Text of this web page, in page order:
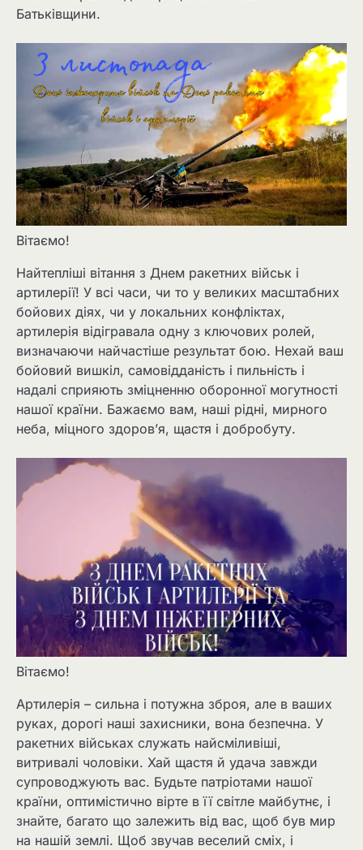
Батьківщини.
Вітаємо!
Найтепліші вітання з Днем ракетних військ і
артилерії! У всі часи, чи то у великих масштабних
бойових діях, чи у локальних конфліктах,
артилерія відігравала одну з ключових ролей,
визначаючи найчастіше результат бою. Нехай ваш
бойовий вишкіл, самовідданість і пильність і
надалі сприяють зміцненню оборонної могутності
нашої країни. Бажаємо вам, наші рідні, мирного
неба, міцного здоров’я, щастя і добробуту.
Вітаємо!
Артилерія – сильна і потужна зброя, але в ваших
руках, дорогі наші захисники, вона безпечна. У
ракетних військах служать найсміливіші,
витривалі чоловіки. Хай щастя й удача завжди
супроводжують вас. Будьте патріотами нашої
країни, оптимістично вірте в її світле майбутнє, і
знайте, багато що залежить від вас, щоб був мир
на нашій землі. Щоб звучав веселий сміх, і